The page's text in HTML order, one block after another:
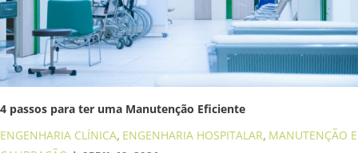
4 passos para ter uma Manutenção Eficiente
ENGENHARIA CLÍNICA, ENGENHARIA HOSPITALAR, MANUTENÇÃO E